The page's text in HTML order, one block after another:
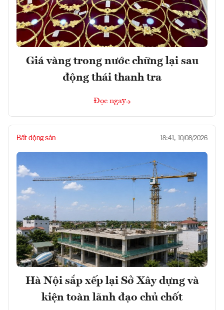
Giá vàng trong nước chững lại sau
động thái thanh tra
Đọc ngay
Bất động sản 18:41, 10/08/2026
Hà Nội sắp xếp lại Sở Xây dựng và
kiện toàn lãnh đạo chủ chốt